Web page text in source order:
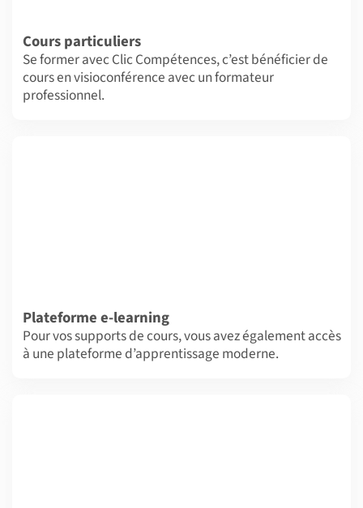
Cours particuliers
Se former avec Clic Compétences, c’est bénéficier de
cours en visioconférence avec un formateur
professionnel.
Plateforme e-learning
Pour vos supports de cours, vous avez également accès
à une plateforme d’apprentissage moderne.